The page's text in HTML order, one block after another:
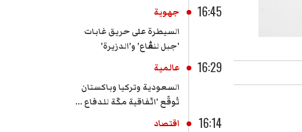
16:45
جهوية
السيطرة على حريق غابات
'جبل لنڨاع' و'الدزيرة'
16:29
عالمية
السعودية وتركيا وباكستان
تُوقّع 'اتّفاقية مكّة للدفاع ...
16:14
اقتصاد